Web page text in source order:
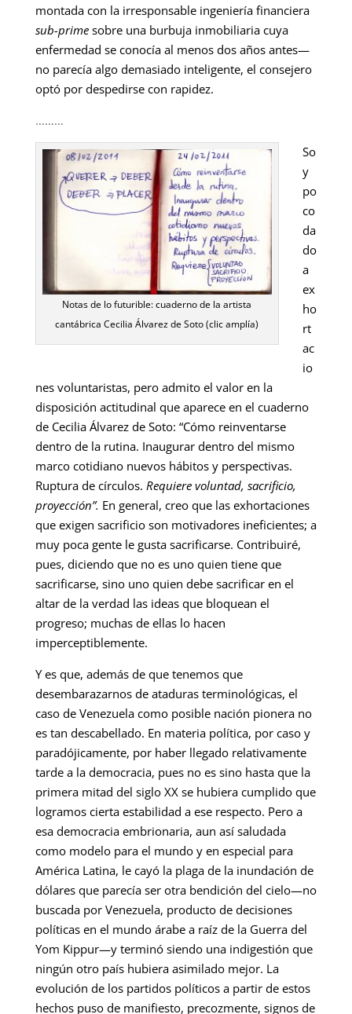
montada con la irresponsable ingeniería financiera
sub-primesobre una burbuja inmobiliaria cuya
enfermedad se conocía al menos dos años antes—
no parecía algo demasiado inteligente, el consejero
optó por despedirse con rapidez.
………
Notas de lo futurible: cuaderno de la artista
cantábrica Cecilia Álvarez de Soto (clic amplía)
So
y
po
co
da
do
a
ex
ho
rt
ac
io
nes voluntaristas, pero admito el valor en la
disposición actitudinal que aparece en el cuaderno
de Cecilia Álvarez de Soto: “Cómo reinventarse
dentro de la rutina. Inaugurar dentro del mismo
marco cotidiano nuevos hábitos y perspectivas.
Ruptura de círculos. Requiere voluntad, sacrificio,
proyección”. En general, creo que las exhortaciones
que exigen sacrificio son motivadores ineficientes; a
muy poca gente le gusta sacrificarse. Contribuiré,
pues, diciendo que no es uno quien tiene que
sacrificarse, sino uno quien debe sacrificar en el
altar de la verdad las ideas que bloquean el
progreso; muchas de ellas lo hacen
imperceptiblemente.
Y es que, además de que tenemos que
desembarazarnos de ataduras terminológicas, el
caso de Venezuela como posible nación pionera no
es tan descabellado. En materia política, por caso y
paradójicamente, por haber llegado relativamente
tarde a la democracia, pues no es sino hasta que la
primera mitad del siglo XX se hubiera cumplido que
logramos cierta estabilidad a ese respecto. Pero a
esa democracia embrionaria, aun así saludada
como modelo para el mundo y en especial para
América Latina, le cayó la plaga de la inundación de
dólares que parecía ser otra bendición del cielo—no
buscada por Venezuela, producto de decisiones
políticas en el mundo árabe a raíz de la Guerra del
Yom Kippur—y terminó siendo una indigestión que
ningún otro país hubiera asimilado mejor. La
evolución de los partidos políticos a partir de estos
hechos puso de manifiesto, precozmente, signos de